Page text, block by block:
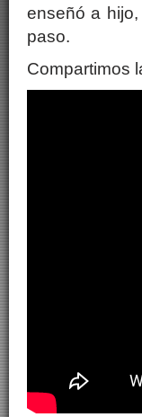
enseñó a
paso.
Compartimos